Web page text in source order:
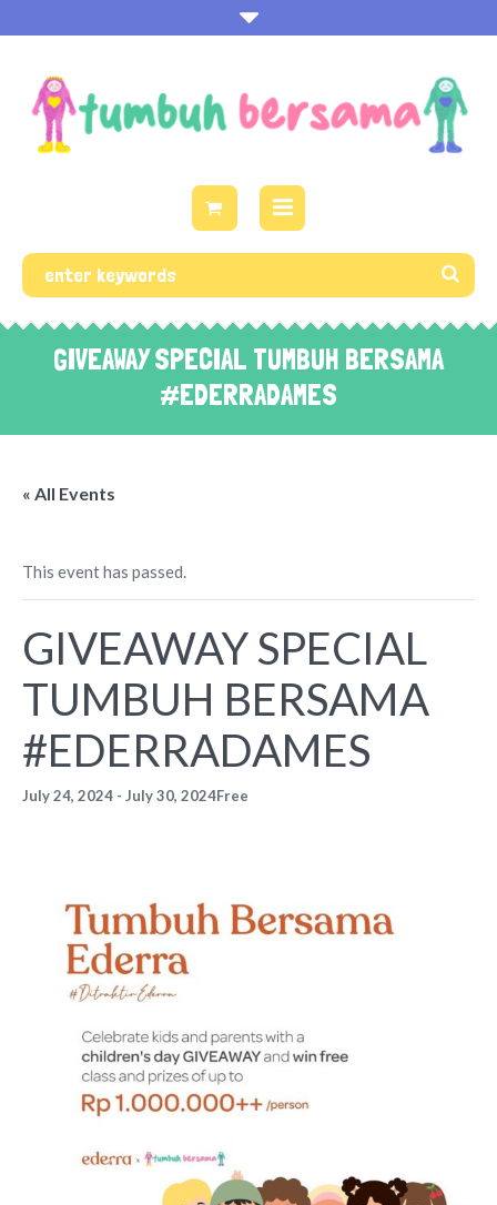
GIVEAWAY SPECIAL TUMBUH BERSAMA
#EDERRADAMES
« All Events
This event has passed.
GIVEAWAY SPECIAL
TUMBUH BERSAMA
#EDERRADAMES
July 24, 2024 - July 30, 2024Free